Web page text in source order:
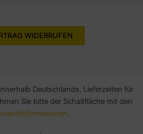
WIDERRUFEN
Deutschlands, Lieferzeiten für
Sie bitte der Schaltfläche mit den
.